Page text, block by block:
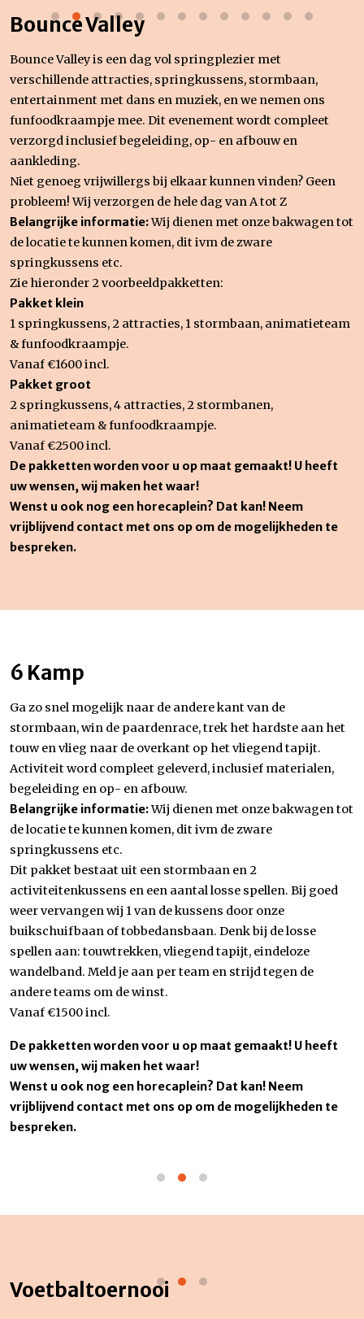
Bounce Valley
Bounce Valley is een dag vol springplezier met
verschillende attracties, springkussens, stormbaan,
entertainment met dans en muziek, en we nemen ons
funfoodkraampje mee. Dit evenement wordt compleet
verzorgd inclusief begeleiding, op- en afbouw en
aankleding.
Niet genoeg vrijwillergs bij elkaar kunnen vinden? Geen
probleem! Wij verzorgen de hele dag van A tot Z
Belangrijke informatie:Wij dienen met onze bakwagen tot
de locatie te kunnen komen, dit ivm de zware
springkussens etc.
Zie hieronder 2 voorbeeldpakketten:
Pakket klein
1 springkussens, 2 attracties, 1 stormbaan, animatieteam
& funfoodkraampje.
Vanaf €1600 incl.
Pakket groot
2 springkussens, 4 attracties, 2 stormbanen,
animatieteam & funfoodkraampje.
Vanaf €2500 incl.
De pakketten worden voor u op maat gemaakt! U heeft
uw wensen, wij maken het waar!
Wenst u ook nog een horecaplein? Dat kan! Neem
vrijblijvend contact met ons op om de mogelijkheden te
bespreken.
6 Kamp
Ga zo snel mogelijk naar de andere kant van de
stormbaan, win de paardenrace, trek het hardste aan het
touw en vlieg naar de overkant op het vliegend tapijt.
Activiteit word compleet geleverd, inclusief materialen,
begeleiding en op- en afbouw.
Belangrijke informatie:Wij dienen met onze bakwagen tot
de locatie te kunnen komen, dit ivm de zware
springkussens etc.
Dit pakket bestaat uit een stormbaan en 2
activiteitenkussens en een aantal losse spellen. Bij goed
weer vervangen wij 1 van de kussens door onze
buikschuifbaan of tobbedansbaan. Denk bij de losse
spellen aan: touwtrekken, vliegend tapijt, eindeloze
wandelband. Meld je aan per team en strijd tegen de
andere teams om de winst.
Vanaf €1500 incl.
De pakketten worden voor u op maat gemaakt! U heeft
uw wensen, wij maken het waar!
Wenst u ook nog een horecaplein? Dat kan! Neem
vrijblijvend contact met ons op om de mogelijkheden te
bespreken.
Voetbaltoernooi